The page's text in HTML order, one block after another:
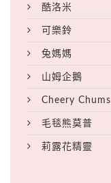
酷洛米
可樂鈴
兔媽媽
山姆企鵝
Cheery Chums
毛毯熊莫普
莉露花精靈